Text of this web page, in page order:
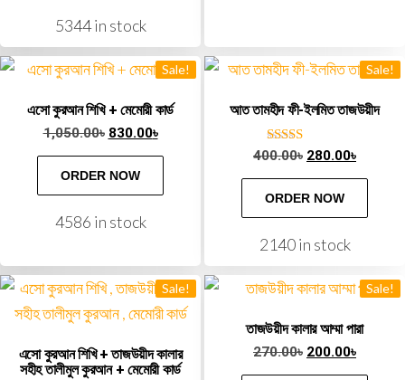
5344 in stock
Sale!
এসো কুরআন শিখি + মেমোরী কার্ড
1,050.00৳ 830.00৳
ORDER NOW
4586 in stock
Sale!
আত তামহীদ ফী-ইলমিত তাজউয়ীদ
Rated
out of 5
400.00৳ 280.00৳
ORDER NOW
2140 in stock
Sale!
এসো কুরআন শিখি + তাজউয়ীদ কালার
সহীহ তালীমুল কুরআন + মেমোরী কার্ড
Sale!
তাজউয়ীদ কালার আম্মা পারা
270.00৳ 200.00৳